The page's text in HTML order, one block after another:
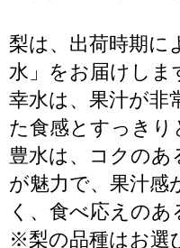
梨は、出荷時期に
水」をお届けしま
幸水は、果汁が非
た食感とすっきり
豊水は、コクの
が魅力で、果汁感
く、食べ応えのあ
※梨の品種はお選